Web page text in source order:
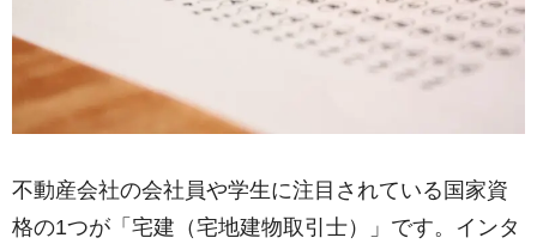
不動産会社の会社員や学生に注目されている国家資
格の1つが「宅建（宅地建物取引士）」です。インタ